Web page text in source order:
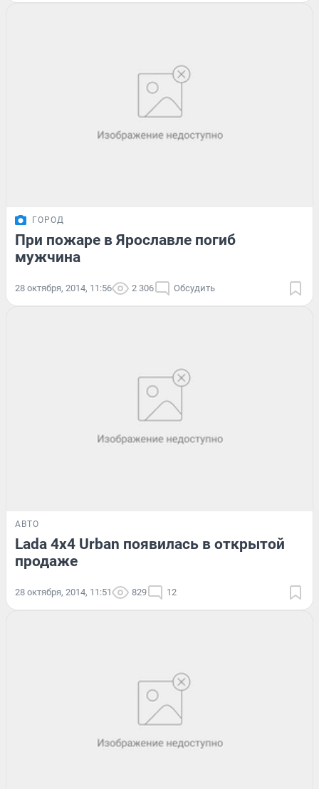
ГОРОД
При пожаре в Ярославле погиб
мужчина
28 октября, 2014, 11:56 2 306 Обсудить
АВТО
Lada 4x4 Urban появилась в открытой
продаже
28 октября, 2014, 11:51 829 12